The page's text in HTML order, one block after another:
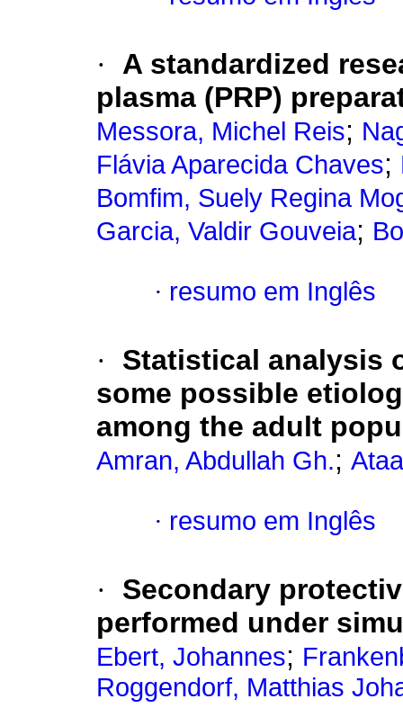
·
A standardized
plasma (PRP)
Messora, Michel Reis;
Flávia Aparecida Chaves;
Bomfim, Suely Regina
Garcia, Valdir Gouveia;
· resumo em Inglês
·
Statistical analysis
some possible
among the adult
Amran, Abdullah Gh.;
· resumo em Inglês
·
Secondary
performed under
Ebert, Johannes;
Roggendorf, Matthias